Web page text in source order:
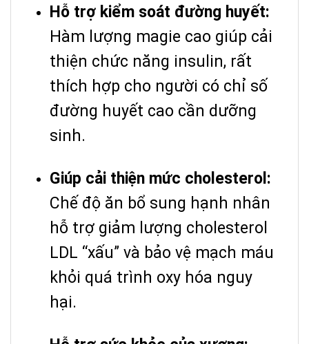
Hỗ trợ kiểm soát đường huyết:
Hàm lượng magie cao giúp cải
thiện chức năng insulin, rất
thích hợp cho người có chỉ số
đường huyết cao cần dưỡng
sinh.
Giúp cải thiện mức cholesterol:
Chế độ ăn bổ sung hạnh nhân
hỗ trợ giảm lượng cholesterol
LDL “xấu” và bảo vệ mạch máu
khỏi quá trình oxy hóa nguy
hại.